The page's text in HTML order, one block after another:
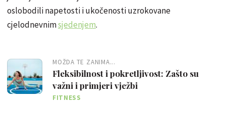
oslobodili napetosti i ukočenosti uzrokovane
cjelodnevnimsjedenjem.
MOŽDA TE ZANIMA...
Fleksibilnost i pokretljivost: Zašto su
važni i primjeri vježbi
FITNESS